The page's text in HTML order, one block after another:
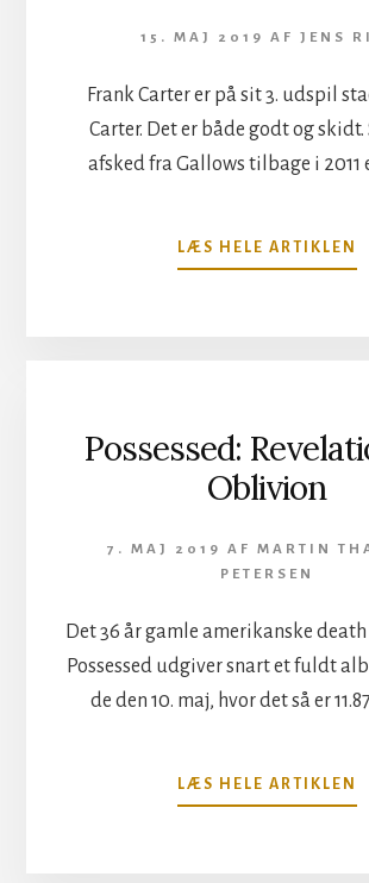
15. MAJ 2019 AF JENS
Frank Carter er på sit 3. udspil
Carter. Det er både godt og skidt.
afsked fra Gallows tilbage i 2011
LÆS HELE ARTIKLEN
Possessed:
Oblivion
7. MAJ 2019 AF MARTIN
PETERSEN
Det 36 år gamle amerikanske
Possessed udgiver snart et fuldt
de den 10. maj, hvor det så er
LÆS HELE ARTIKLEN